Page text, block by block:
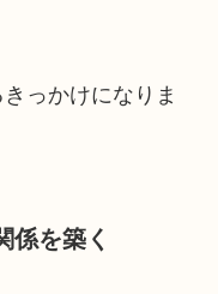
っかけになりま
係を築く